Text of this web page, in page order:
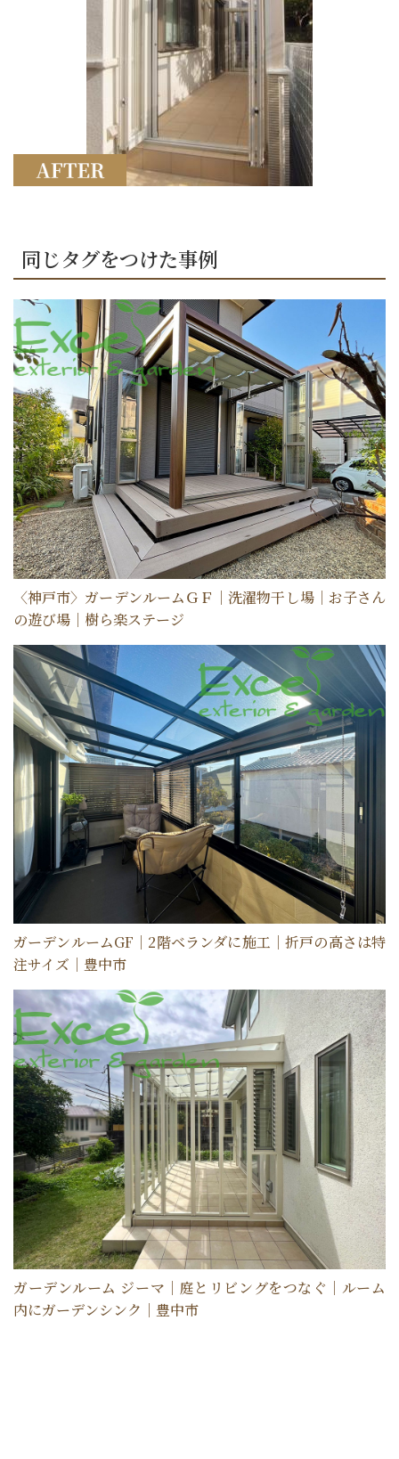
ショールーム案内
会社概要
受付時間：9:00～18:00 定休日：水曜日
同じタグをつけた事例
〈神戸市〉ガーデンルームＧＦ｜洗濯物干し場｜お子さん
の遊び場｜樹ら楽ステージ
ガーデンルームGF｜2階ベランダに施工｜折戸の高さは特
注サイズ｜豊中市
ガーデンルーム ジーマ｜庭とリビングをつなぐ｜ルーム
内にガーデンシンク｜豊中市